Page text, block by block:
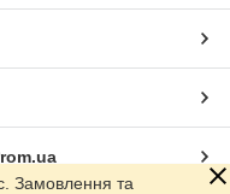
Замовлення та